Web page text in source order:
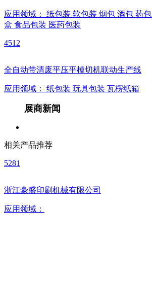
应用领域： 纸包装 软包装 烟包 酒包 药包
盒 食品包装 医药包装
4512
全自动带清废平压平模切机联动生产线
应用领域： 纸包装 玩具包装 瓦楞纸箱
展商新闻
相关产品推荐
5281
浙江豪盛印刷机械有限公司
应用领域：